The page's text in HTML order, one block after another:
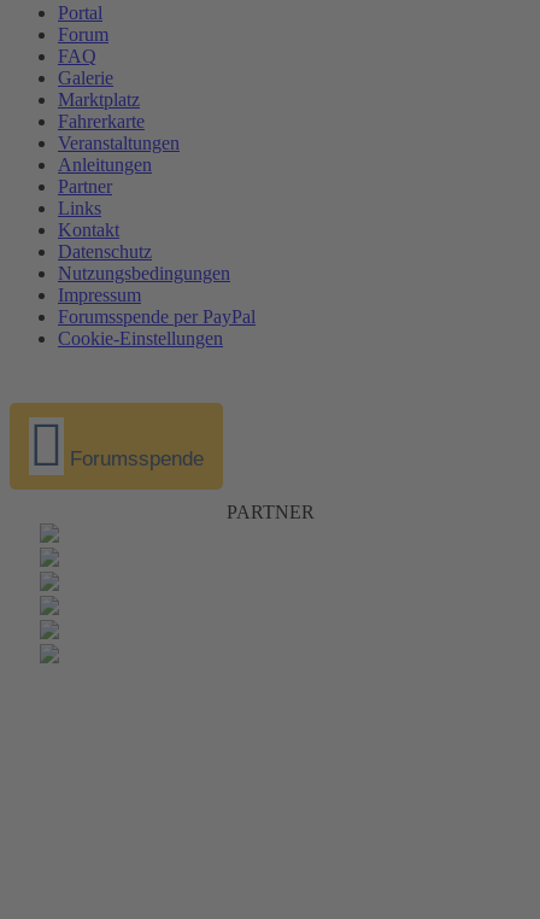
Portal
Forum
FAQ
Galerie
Marktplatz
Fahrerkarte
Veranstaltungen
Anleitungen
Partner
Links
Kontakt
Datenschutz
Nutzungsbedingungen
Impressum
Forumsspende per PayPal
Cookie-Einstellungen
Forumsspende
PARTNER